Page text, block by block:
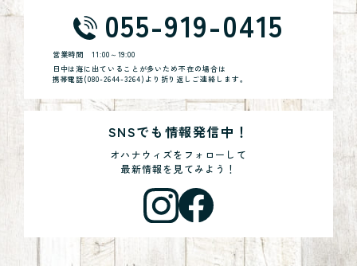
055-919-0415
営業時間11:00～19:00
日中は海に出ていることが多いため不在の場合は
携帯電話(080-2644-3264)より折り返しご連絡します。
SNSでも情報発信中！
オハナウィズをフォローして
最新情報を見てみよう！